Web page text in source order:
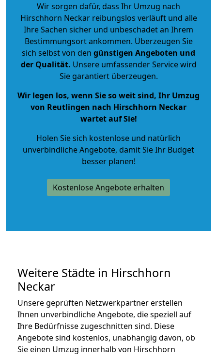
Wir sorgen dafür, dass Ihr Umzug nach
Hirschhorn Neckar reibungslos verläuft und alle
Ihre Sachen sicher und unbeschadet an Ihrem
Bestimmungsort ankommen. Überzeugen Sie
sich selbst von den günstigen Angeboten und
der Qualität. Unsere umfassender Service wird
Sie garantiert überzeugen.
Wir legen los, wenn Sie so weit sind, Ihr Umzug
von Reutlingen nach Hirschhorn Neckar
wartet auf Sie!
Holen Sie sich kostenlose und natürlich
unverbindliche Angebote, damit Sie Ihr Budget
besser planen!
Kostenlose Angebote erhalten
Weitere Städte in Hirschhorn
Neckar
Unsere geprüften Netzwerkpartner erstellen
Ihnen unverbindliche Angebote, die speziell auf
Ihre Bedürfnisse zugeschnitten sind. Diese
Angebote sind kostenlos, unabhängig davon, ob
Sie einen Umzug innerhalb von Hirschhorn